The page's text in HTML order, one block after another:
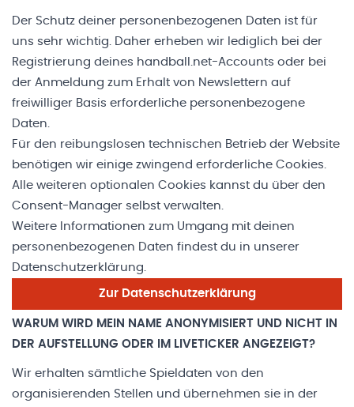
Der Schutz deiner personenbezogenen Daten ist für
uns sehr wichtig. Daher erheben wir lediglich bei der
Registrierung deines handball.net-Accounts oder bei
der Anmeldung zum Erhalt von Newslettern auf
freiwilliger Basis erforderliche personenbezogene
Daten.
Für den reibungslosen technischen Betrieb der Website
benötigen wir einige zwingend erforderliche Cookies.
Alle weiteren optionalen Cookies kannst du über den
Consent-Manager selbst verwalten.
Weitere Informationen zum Umgang mit deinen
personenbezogenen Daten findest du in unserer
Datenschutzerklärung.
Zur Datenschutzerklärung
WARUM WIRD MEIN NAME ANONYMISIERT UND NICHT IN
DER AUFSTELLUNG ODER IM LIVETICKER ANGEZEIGT?
Wir erhalten sämtliche Spieldaten von den
organisierenden Stellen und übernehmen sie in der